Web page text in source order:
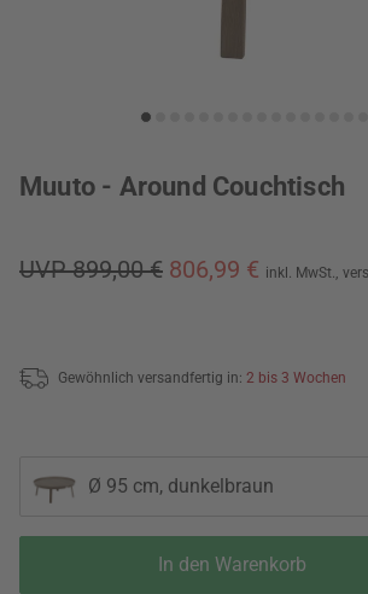
Muuto - Around Couchtisch
UVP 899,00 € 806,99 € inkl. MwSt.,
Gewöhnlich versandfertig in: 2 bis 3 Wochen
Ø 95 cm, dunkelbraun
In den Warenkorb